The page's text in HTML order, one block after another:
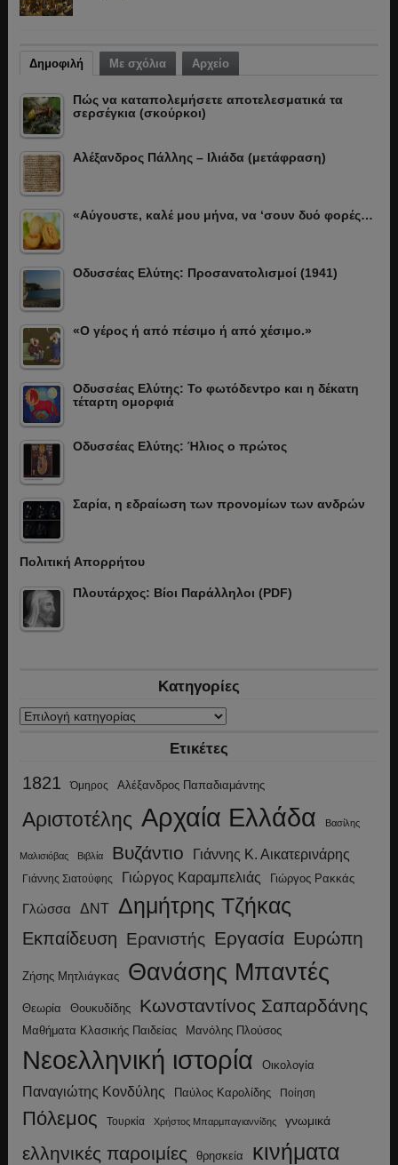
Δημοφιλή Με σχόλια Αρχείο
Πώς να καταπολεμήσετε αποτελεσματικά τα
σερσέγκια (σκούρκοι)
Αλέξανδρος Πάλλης – Ιλιάδα (μετάφραση)
«Αύγουστε, καλέ μου μήνα, να ‘σουν δυό φορές…
Οδυσσέας Ελύτης: Προσανατολισμοί (1941)
«Ο γέρος ή από πέσιμο ή από χέσιμο.»
Οδυσσέας Ελύτης: Το φωτόδεντρο και η δέκατη
τέταρτη ομορφιά
Οδυσσέας Ελύτης: Ήλιος ο πρώτος
Σαρία, η εδραίωση των προνομίων των ανδρών
Πολιτική Απορρήτου
Πλουτάρχος: Βίοι Παράλληλοι (PDF)
Κατηγορίες
Κατηγορίες
Ετικέτες
1821 Όμηρος Αλέξανδρος Παπαδιαμάντης
Αριστοτέλης Αρχαία Ελλάδα Βασίλης
Μαλισιόβας Βιβλία Βυζάντιο Γιάννης Κ. Αικατερινάρης
Γιάννης Σιατούφης Γιώργος Καραμπελιάς Γιώργος Ρακκάς
Γλώσσα ΔΝΤ Δημήτρης Τζήκας
Εκπαίδευση Ερανιστής Εργασία Ευρώπη
Ζήσης Μητλιάγκας Θανάσης Μπαντές
Θεωρία Θουκυδίδης Κωνσταντίνος Σαπαρδάνης
Μαθήματα Κλασικής Παιδείας Μανόλης Πλούσος
Νεοελληνική ιστορία Οικολογία
Παναγιώτης Κονδύλης Παύλος Καρολίδης Ποίηση
Πόλεμος Τουρκία Χρήστος Μπαρμπαγιαννίδης γνωμικά
ελληνικές παροιμίες θρησκεία κινήματα